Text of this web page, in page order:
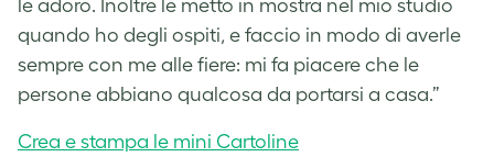
le adoro. Inoltre le metto in mostra nel mio studio
quando ho degli ospiti, e faccio in modo di averle
sempre con me alle fiere: mi fa piacere che le
persone abbiano qualcosa da portarsi a casa.”
Crea e stampa le mini Cartoline